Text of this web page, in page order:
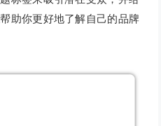
助你更好地了解自己的品牌